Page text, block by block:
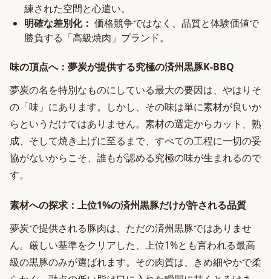
練された空間と心遣い。
明確な差別化： 価格競争ではなく、品質と体験価値で
勝負する「高級焼肉」ブランド。
味の頂点へ：夢炭が提供する究極の済州黒豚K-BBQ
夢炭の名を特別なものにしている最大の要因は、やはりそ
の「味」にあります。しかし、その味は単に素材が良いか
らというだけではありません。素材の選定からカット、熟
成、そして焼き上げに至るまで、すべての工程に一切の妥
協がないからこそ、誰もが認める究極の味が生まれるので
す。
素材への探求：上位1%の済州黒豚だけが許される品質
夢炭で提供される豚肉は、ただの済州黒豚ではありませ
ん。厳しい基準をクリアした、上位1%とも言われる最高
級の黒豚のみが選ばれます。その肉質は、きめ細やかで柔